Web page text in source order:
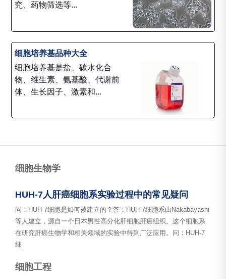
究、药物筛选等...
细胞培养基品种大全
细胞培养基是盐、碳水化合
物、维生素、氨基酸、代谢前
体、生长因子、激素和...
细胞生物学
HUH-7人肝癌细胞系实验过程中的常见疑问
问：HUH-7细胞是如何被建立的？答：HUH-7细胞系由Nakabayashi
等人建立，源自一个日本男性高分化肝细胞肝癌组织。这个细胞系
在研究肝癌生物学和相关领域的实验中得到广泛应用。问：HUH-7
细
细胞工程